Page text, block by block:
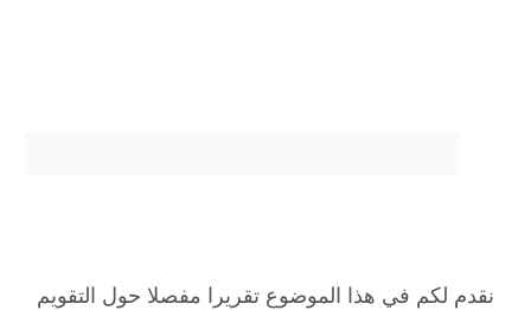
نقدم لكم في هذا الموضوع تقريرا مفصلا حول التقويم